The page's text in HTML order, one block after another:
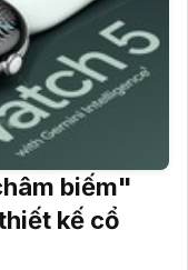
biếm"
kế cổ